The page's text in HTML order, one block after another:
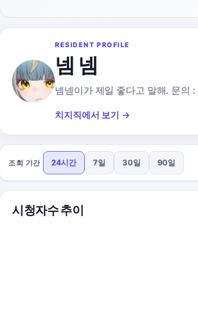
RESIDENT PROFILE
넴 넴
넴넴이가 제일 좋다고 말해. 문의 :
치지직에서 보기 →
조회 기간 24시간 7일 30일 90일
시청자수 추이